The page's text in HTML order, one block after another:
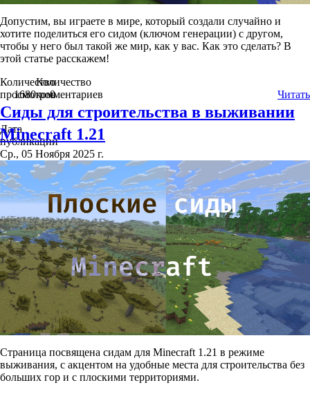
Допустим, вы играете в мире, который создали случайно и
хотите поделиться его сидом (ключом генерации) с другом,
чтобы у него был такой же мир, как у вас. Как это сделать? В
этой статье расскажем!
Количество
просмотров
1680
Количество
комментариев
0 Читать
Сиды для строительства в выживании
Minecraft 1.21
Дата
публикации
Ср., 05 Ноября 2025 г.
Страница посвящена сидам для Minecraft 1.21 в режиме
выживания, с акцентом на удобные места для строительства без
больших гор и с плоскими территориями.